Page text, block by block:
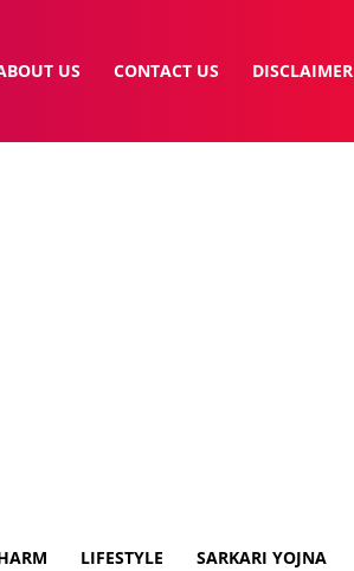
US CONTACT US DISCLAIMER
LIFESTYLE SARKARI YOJNA